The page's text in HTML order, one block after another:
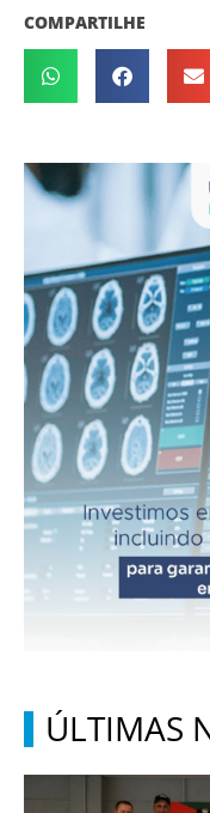
COMPARTILHE
ÚLTIMAS